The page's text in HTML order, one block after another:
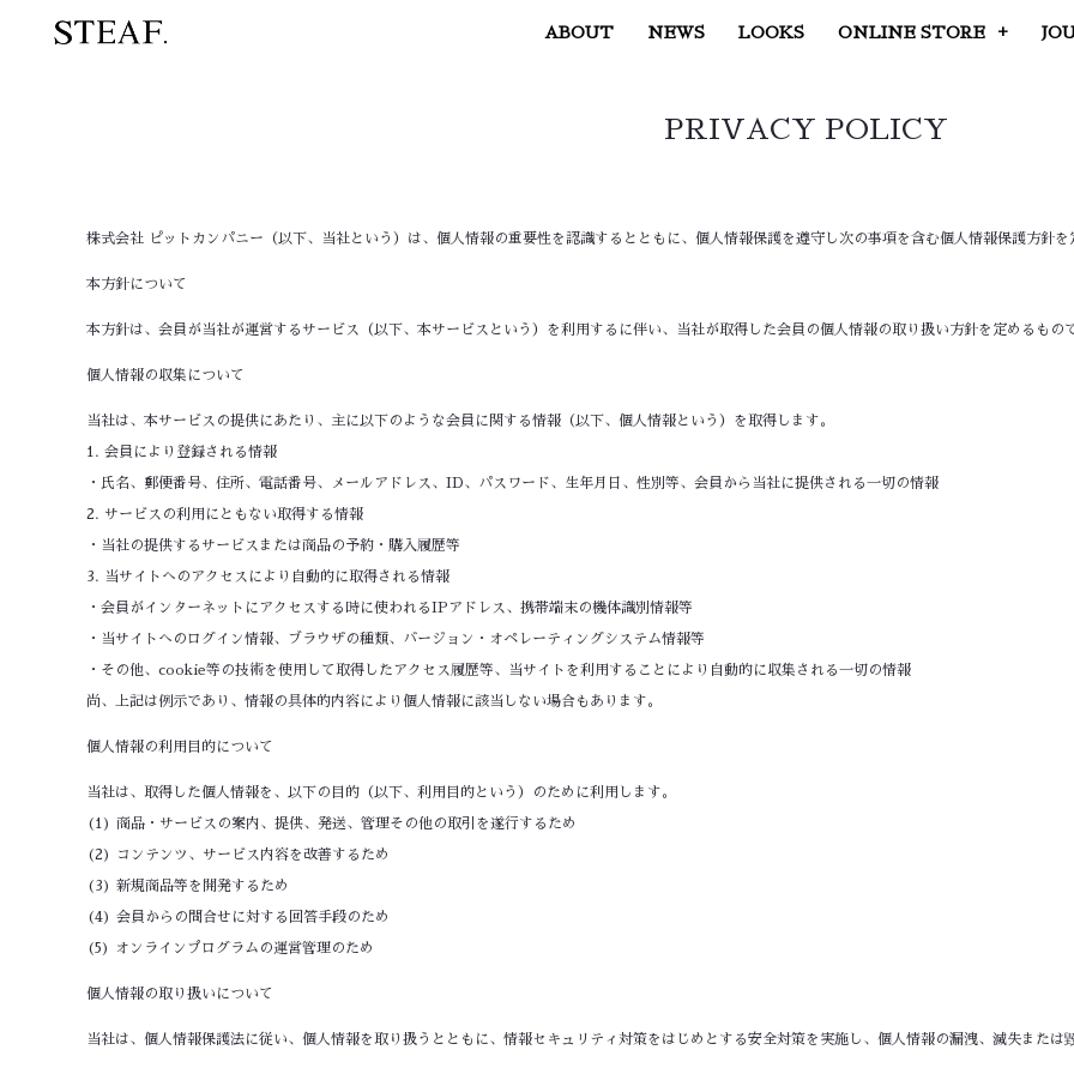
ABOUT NEWS LOOKS ONLINE STORE
PRIVACY POLICY
株式会社 ピットカンパニー（以下、当社という）は、個人情報の重要性を認識するとともに、個人情報保護を遵守し次の事項を含む個人情報保護方針を
本方針について
本方針は、会員が当社が運営するサービス（以下、本サービスという）を利用するに伴い、当社が取得した会員の個人情報の取り扱い方針を定めるもの
個人情報の収集について
当社は、本サービスの提供にあたり、主に以下のような会員に関する情報（以下、個人情報という）を取得します。
1. 会員により登録される情報
・氏名、郵便番号、住所、電話番号、メールアドレス、ID、パスワード、生年月日、性別等、会員から当社に提供される一切の情報
2. サービスの利用にともない取得する情報
・当社の提供するサービスまたは商品の予約・購入履歴等
3. 当サイトへのアクセスにより自動的に取得される情報
・会員がインターネットにアクセスする時に使われるIPアドレス、携帯端末の機体識別情報等
・当サイトへのログイン情報、ブラウザの種類、バージョン・オペレーティングシステム情報等
・その他、cookie等の技術を使用して取得したアクセス履歴等、当サイトを利用することにより自動的に収集される一切の情報
尚、上記は例示であり、情報の具体的内容により個人情報に該当しない場合もあります。
個人情報の利用目的について
当社は、取得した個人情報を、以下の目的（以下、利用目的という）のために利用します。
(1) 商品・サービスの案内、提供、発送、管理その他の取引を遂行するため
(2) コンテンツ、サービス内容を改善するため
(3) 新規商品等を開発するため
(4) 会員からの問合せに対する回答手段のため
(5) オンラインプログラムの運営管理のため
個人情報の取り扱いについて
当社は、個人情報保護法に従い、個人情報を取り扱うとともに、情報セキュリティ対策をはじめとする安全対策を実施し、個人情報の漏洩、滅失または